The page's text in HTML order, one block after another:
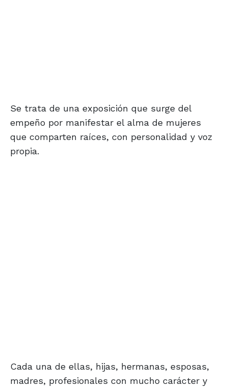
Se trata de una exposición que surge del
empeño por manifestar el alma de mujeres
que comparten raíces, con personalidad y voz
propia.
Cada una de ellas, hijas, hermanas, esposas,
madres, profesionales con mucho carácter y